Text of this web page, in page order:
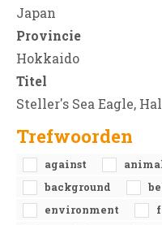
Japan
Provincie
Hokkaido
Titel
Steller's Sea Eagle,
Trefwoorden
against
background
environment